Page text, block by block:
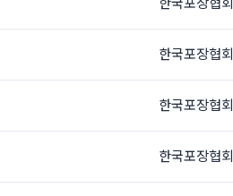
한국포장협회
한국포장협회
한국포장협회